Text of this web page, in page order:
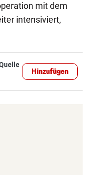
mit dem
intensiviert,
Hinzufügen